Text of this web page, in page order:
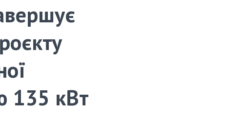
135 кВт